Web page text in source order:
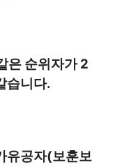
은 순위자가 2
습니다.
유공자(보훈보